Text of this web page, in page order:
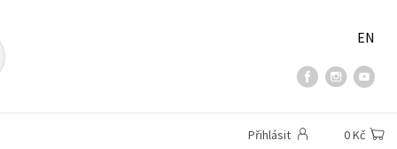
EN
Přihlásit 0 Kč